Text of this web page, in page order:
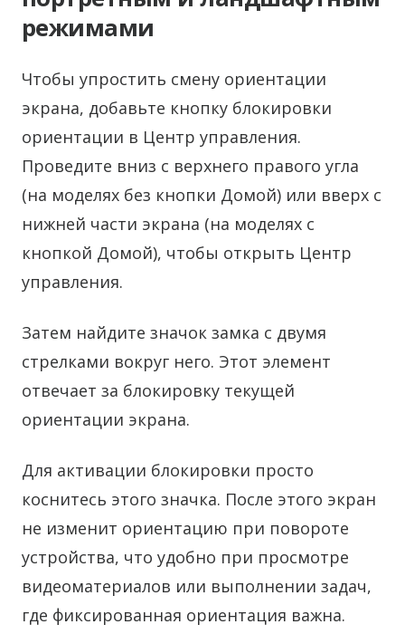
режимами
Чтобы упростить смену ориентации
экрана, добавьте кнопку блокировки
ориентации в Центр управления.
Проведите вниз с верхнего правого угла
(на моделях без кнопки Домой) или вверх с
нижней части экрана (на моделях с
кнопкой Домой), чтобы открыть Центр
управления.
Затем найдите значок замка с двумя
стрелками вокруг него. Этот элемент
отвечает за блокировку текущей
ориентации экрана.
Для активации блокировки просто
коснитесь этого значка. После этого экран
не изменит ориентацию при повороте
устройства, что удобно при просмотре
видеоматериалов или выполнении задач,
где фиксированная ориентация важна.